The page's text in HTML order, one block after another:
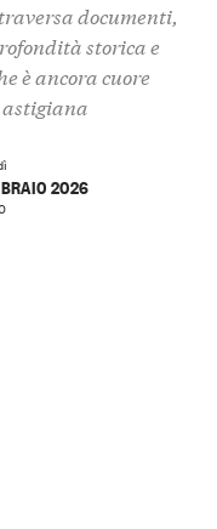
documenti,
storica e
è ancora cuore
2026